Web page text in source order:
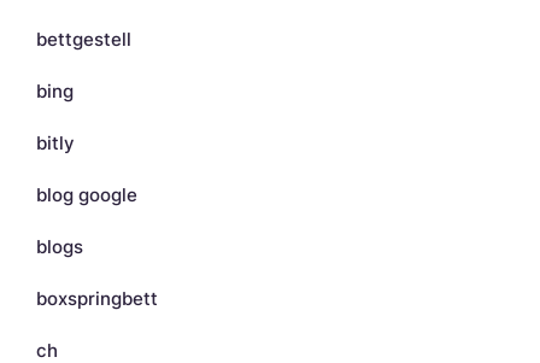
bettgestell
bing
bitly
blog google
blogs
boxspringbett
ch